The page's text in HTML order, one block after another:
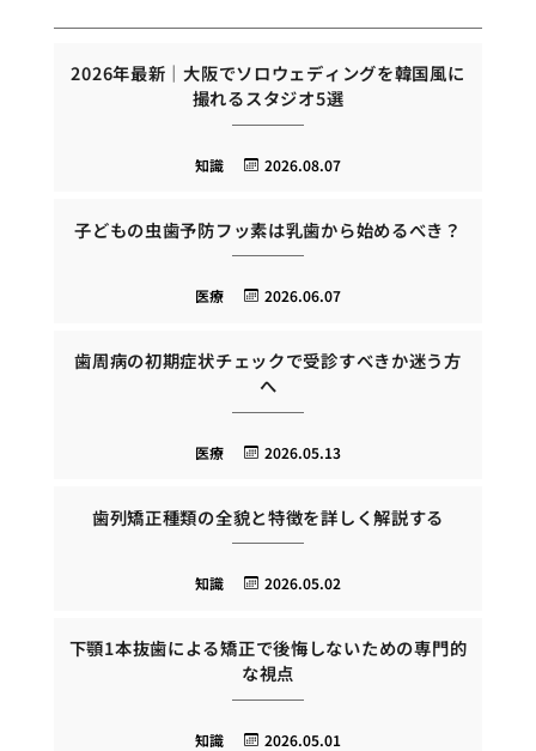
2026年最新｜大阪でソロウェディングを韓国風に
撮れるスタジオ5選
2026.08.07
知識
子どもの虫歯予防フッ素は乳歯から始めるべき？
2026.06.07
医療
歯周病の初期症状チェックで受診すべきか迷う方
へ
2026.05.13
医療
歯列矯正種類の全貌と特徴を詳しく解説する
2026.05.02
知識
下顎1本抜歯による矯正で後悔しないための専門的
な視点
2026.05.01
知識